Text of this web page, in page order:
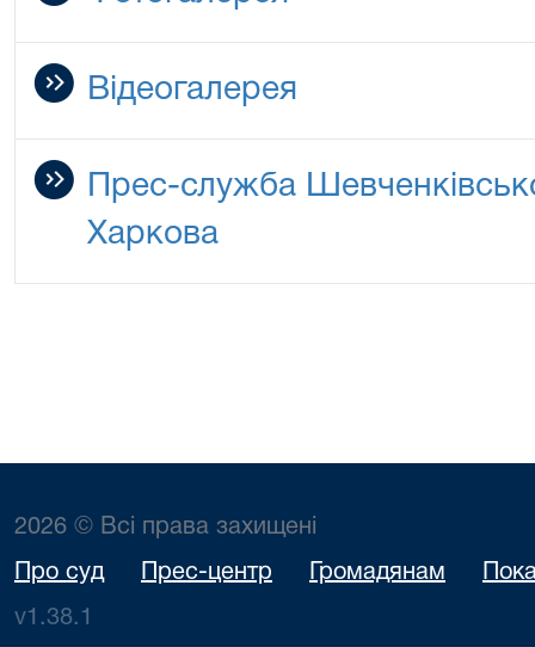
Відеогалерея
Прес-служба
Харкова
2026 © Всі права захищені
Про суд Прес-центр Громадянам
v1.38.1